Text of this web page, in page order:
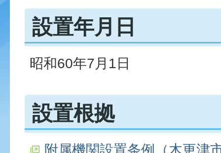
設置年月日
昭和60年7月1日
設置根拠
附属機関設置条例（木更津